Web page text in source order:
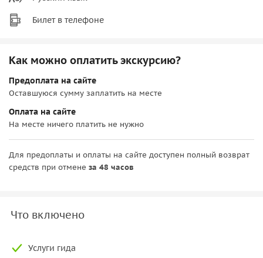
Билет в телефоне
Как можно оплатить экскурсию?
Предоплата на сайте
Оставшуюся сумму заплатить на месте
Оплата на сайте
На месте ничего платить не нужно
Для предоплаты и оплаты на сайте доступен полный возврат
средств при отмене за 48 часов
Что включено
Услуги гида